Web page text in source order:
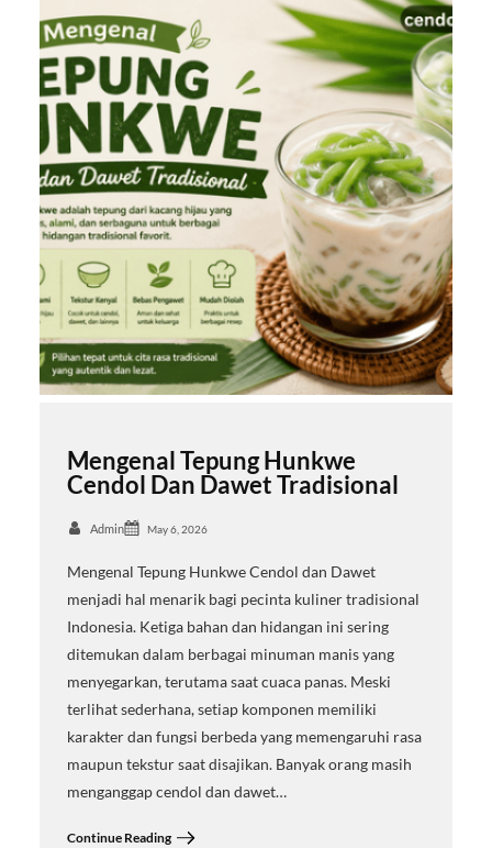
Mengenal Tepung Hunkwe
Cendol Dan Dawet Tradisional
Admin May 6, 2026
Mengenal Tepung Hunkwe Cendol dan Dawet
menjadi hal menarik bagi pecinta kuliner tradisional
Indonesia. Ketiga bahan dan hidangan ini sering
ditemukan dalam berbagai minuman manis yang
menyegarkan, terutama saat cuaca panas. Meski
terlihat sederhana, setiap komponen memiliki
karakter dan fungsi berbeda yang memengaruhi rasa
maupun tekstur saat disajikan. Banyak orang masih
menganggap cendol dan dawet…
Continue Reading